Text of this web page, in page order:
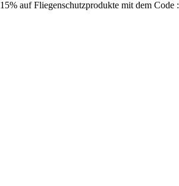
15% auf Fliegenschutzprodukte mit dem Code :